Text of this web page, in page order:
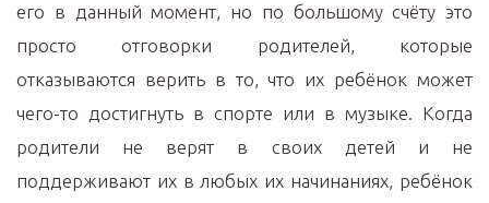
его в данный момент, но по большому счёту это
просто отговорки родителей, которые
отказываются верить в то, что их ребёнок может
чего-то достигнуть в спорте или в музыке. Когда
родители не верят в своих детей и не
поддерживают их в любых их начинаниях, ребёнок